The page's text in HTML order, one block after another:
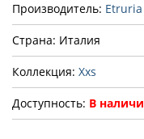
Производитель:
Страна: Италия
Коллекция: Xxs
Доступность: В